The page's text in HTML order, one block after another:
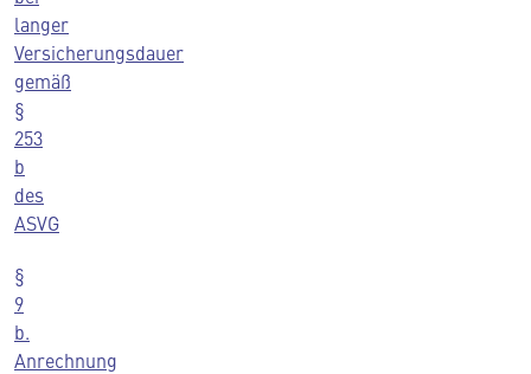
langer
Versicherungsdauer
gemäß
§
253
b
des
ASVG
§
9
b.
Anrechnung